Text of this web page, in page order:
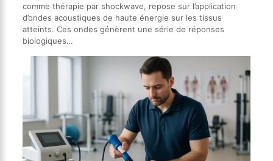
comme thérapie par shockwave, repose sur l’application
d’ondes acoustiques de haute énergie sur les tissus
atteints. Ces ondes génèrent une série de réponses
biologiques…